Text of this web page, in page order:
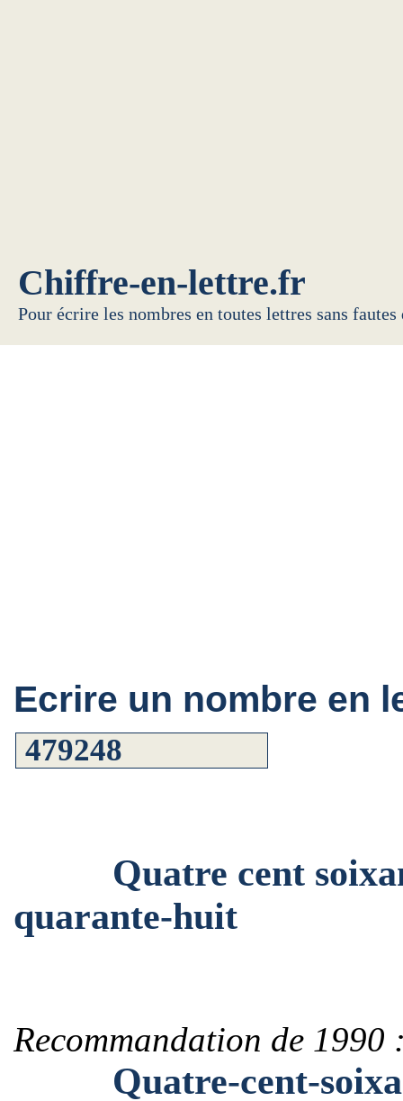
Chiffre-en-lettre.fr
Pour écrire les nombres en toutes lettres sans
Ecrire un nombre en
Quatre cent
quarante-huit
Recommandation de 1990
Quatre-cent-